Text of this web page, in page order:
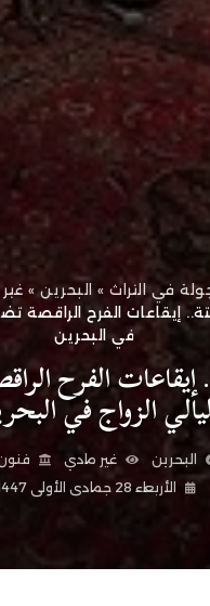
في التراث» البحرين»
إيقاعات الفرح الراقصة
في البحرين
إيقاعات الفرح
الزواج في
البحرين غير مادي
فنون
الأربعاء 28 جمادى الأولى 1447هـ